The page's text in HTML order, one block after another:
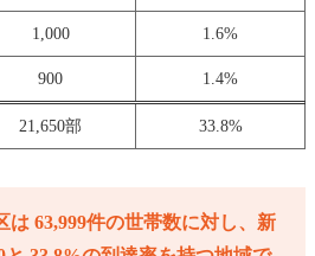
1,000 1.6%
900 1.4%
21,650部 33.8%
は 63,999件の世帯数に対し、新